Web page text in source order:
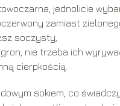
jednolicie
zamiast
soczysty,
nie trzeba ich
cierpkością.
sokiem, co